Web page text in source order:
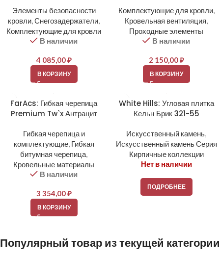
Элементы безопасности
кровли,Снегозадержатели,
Комплектующие для кровли
В наличии
4 085,00₽
В КОРЗИНУ
Комплектующие для кровли,
Кровельная вентиляция,
Проходные элементы
В наличии
2 150,00₽
В КОРЗИНУ
FarAcs: Гибкая черепица
Premium Tw`x Антрацит
Гибкая черепица и
комплектующие, Гибкая
битумная черепица,
Кровельные материалы
В наличии
3 354,00₽
В КОРЗИНУ
White Hills: Угловая плитка
Кельн Брик 321-55
Искусственный камень,
Искусственный камень Серия
Кирпичные коллекции
Нет в наличии
ПОДРОБНЕЕ
Популярный товар из текущей категории